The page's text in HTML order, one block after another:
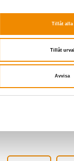
Tillåt alla
Tillåt urval
Avvisa